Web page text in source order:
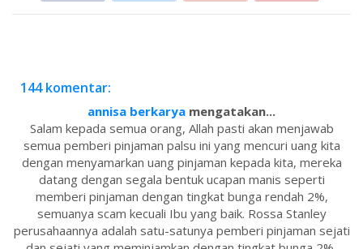
144 komentar:
annisa berkarya mengatakan...
Salam kepada semua orang, Allah pasti akan menjawab
semua pemberi pinjaman palsu ini yang mencuri uang kita
dengan menyamarkan uang pinjaman kepada kita, mereka
datang dengan segala bentuk ucapan manis seperti
memberi pinjaman dengan tingkat bunga rendah 2%,
semuanya scam kecuali Ibu yang baik. Rossa Stanley
perusahaannya adalah satu-satunya pemberi pinjaman sejati